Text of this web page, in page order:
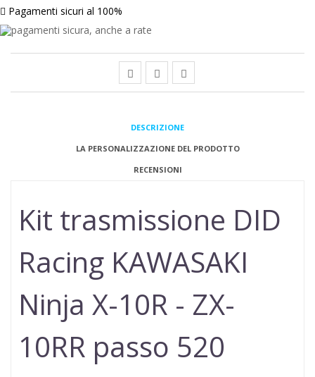
Pagamenti sicuri al 100%
DESCRIZIONE
LA PERSONALIZZAZIONE DEL PRODOTTO
RECENSIONI
Kit trasmissione DID
Racing KAWASAKI
Ninja X-10R - ZX-
10RR passo 520